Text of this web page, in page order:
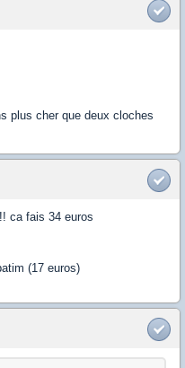
plus cher que deux cloches
ca fais 34 euros
(17 euros)